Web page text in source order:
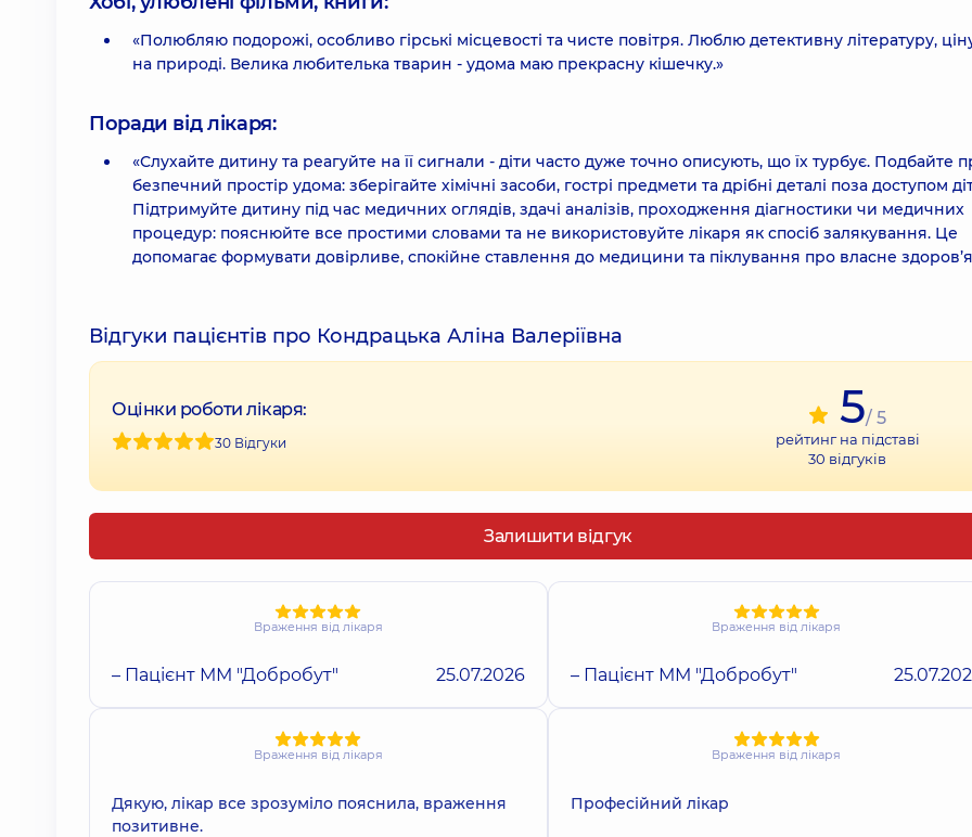
«Полюбляю подорожі, особливо гірські місцевості та чисте повітря. Люблю детективну літературу,
на природі. Велика любителька тварин - удома маю прекрасну кішечку.»
Поради від лікаря:
«Слухайте дитину та реагуйте на її сигнали - діти часто дуже точно описують, що їх турбує. Подбайте
безпечний простір удома: зберігайте хімічні засоби, гострі предмети та дрібні деталі поза доступом
Підтримуйте дитину під час медичних оглядів, здачі аналізів, проходження діагностики чи медичних
процедур: пояснюйте все простими словами та не використовуйте лікаря як спосіб залякування. Це
допомагає формувати довірливе, спокійне ставлення до медицини та піклування про власне
Відгуки пацієнтів про Кондрацька Аліна Валеріївна
Оцінки роботи лікаря:
30 Відгуки
5/ 5
рейтинг на підставі
30 відгуків
Залишити відгук
Враження від лікаря
– Пацієнт ММ "Добробут" 25.07.2026
Враження від лікаря
– Пацієнт ММ "Добробут"
Враження від лікаря
Дякую, лікар все зрозуміло пояснила, враження
позитивне.
Враження від лікаря
Професійний лікар